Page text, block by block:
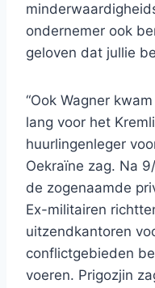
ondernemer ook
geloven dat jullie
“Ook Wagner
lang voor het
huurlingenleger
Oekraïne zag. Na
de zogenaamde
Ex-militairen
uitzendkantoren
conflictgebieden
voeren. Prigozjin